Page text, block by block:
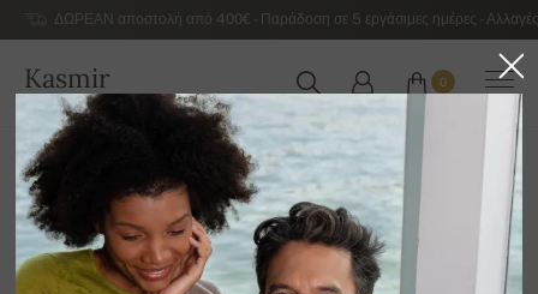
ΔΩΡΕΑΝ αποστολή από 400€ - Παράδοση σε 5 εργάσιμες ημέρες -
Kasmir
ΕΛΛΆΔΑ
0
Αρχική ΓΥΝΑΙΚΕΊΑ ΠΟΥΛΌΒΕΡ